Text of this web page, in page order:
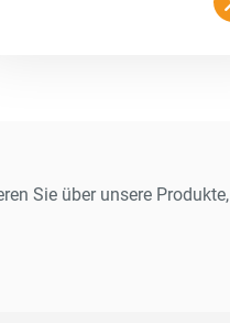
Sie über unsere Produkte,